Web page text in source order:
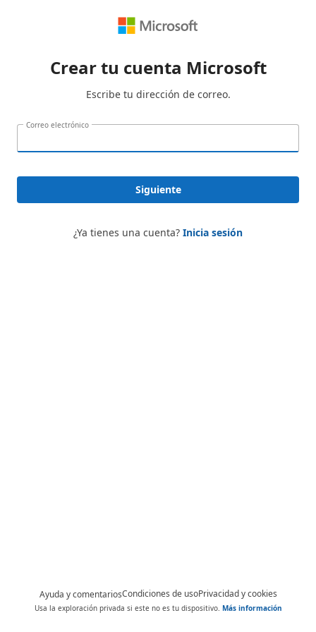
Crear tu cuenta Microsoft
Escribe tu dirección de correo.
Correo electrónico
Siguiente
¿Ya tienes una cuenta? Inicia sesión
Ayuda y comentariosCondiciones de usoPrivacidad y cookies
Usa la exploración privada si este no es tu dispositivo. Más información